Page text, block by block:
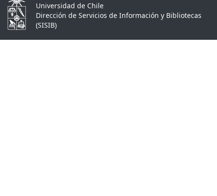
Universidad de Chile
Dirección de Servicios de Información y Bibliotecas
(SISIB)